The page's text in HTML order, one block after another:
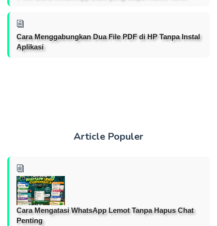
Cara Menggabungkan Dua File PDF di HP Tanpa Instal
Aplikasi
Article Populer
Cara Mengatasi WhatsApp Lemot Tanpa Hapus Chat
Penting